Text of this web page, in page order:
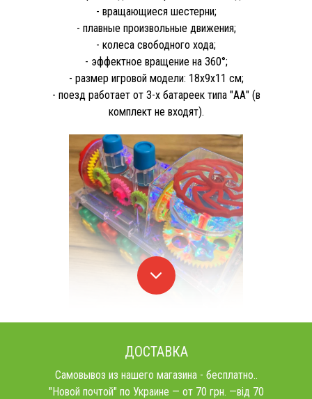
- вращающиеся шестерни;
- плавные произвольные движения;
- колеса свободного хода;
- эффектное вращение на 360°;
- размер игровой модели: 18х9х11 см;
- поезд работает от 3-х батареек типа "АА" (в
комплект не входят).
ДОСТАВКА
Самовывоз из нашего магазина - бесплатно..
"Новой почтой" по Украине — от 70 грн. —від 70